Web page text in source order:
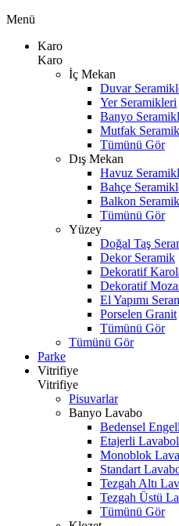
Menü
Karo
Karo
İç Mekan
Duvar
Yer Seramikleri
Banyo
Mutfak
Tümünü Gör
Dış Mekan
Havuz
Bahçe
Balkon
Tümünü Gör
Yüzey
Doğal Taş
Dekor Seramik
Dekoratif
Dekoratif
El Yapımı
Porselen Granit
Tümünü Gör
Tümünü Gör
Parke
Vitrifiye
Vitrifiye
Pisuvarlar
Banyo Lavabo
Bedensel
Etajerli
Monoblok
Standart
Tezgah Altı
Tezgah Üstü
Tümünü Gör